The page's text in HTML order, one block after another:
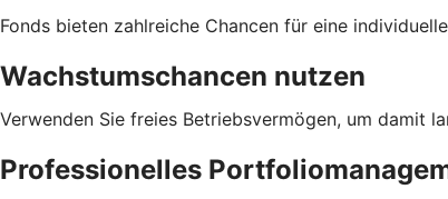
Fonds bieten zahlreiche Chancen für eine
Wachstumschancen nutzen
Verwenden Sie freies Betriebsvermögen, um damit
Professionelles